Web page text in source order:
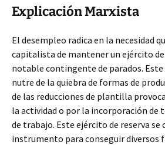
Explicación Marxista
El desempleo radica en la necesidad
capitalista de mantener un ejército de
notable contingente de parados. Este
nutre de la quiebra de formas de
de las reducciones de plantilla
la actividad o por la incorporación de
de trabajo. Este ejército de reserva se
instrumento para conseguir diversos